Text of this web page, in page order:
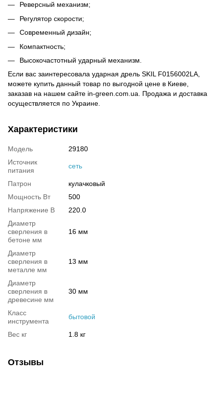
Реверсный механизм;
Регулятор скорости;
Современный дизайн;
Компактность;
Высокочастотный ударный механизм.
Если вас заинтересовала ударная дрель SKIL F0156002LA,
можете купить данный товар по выгодной цене в Киеве,
заказав на нашем сайте in-green.com.ua. Продажа и доставка
осуществляется по Украине.
Характеристики
Модель
29180
Источник
питания
сеть
Патрон
кулачковый
Мощность Вт
500
Напряжение В
220.0
Диаметр
сверления в
бетоне мм
16 мм
Диаметр
сверления в
металле мм
13 мм
Диаметр
сверления в
древесине мм
30 мм
Класс
инструмента
бытовой
Вес кг 1.8 кг
Отзывы